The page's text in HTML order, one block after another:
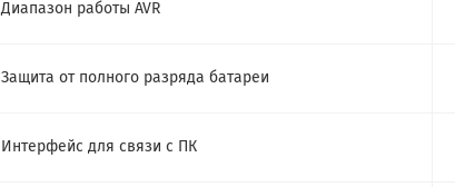
Диапазон работы AVR
Защита от полного разряда батареи
Интерфейс для связи с ПК